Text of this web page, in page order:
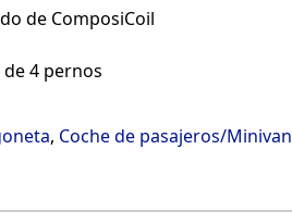
de ComposiCoil
4 pernos
, Coche de pasajeros/Minivan